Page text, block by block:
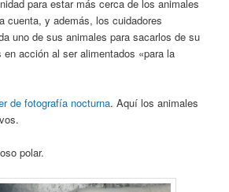
para estar más cerca de los animales
cuenta, y además, los cuidadores
uno de sus animales para sacarlos de su
en acción al ser alimentados «para la
de fotografía nocturna. Aquí los animales
polar.